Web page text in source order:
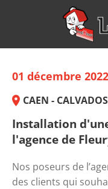
01 décembre 2022
CAEN - CALVADOS
Installation
l'agence de
Nos poseurs de
des clients qui